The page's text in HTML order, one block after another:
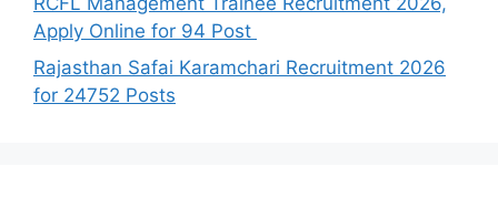
Apply Online for 94 Post
Rajasthan Safai Karamchari Recruitment 2026
for 24752 Posts